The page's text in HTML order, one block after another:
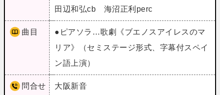
田辺和弘cb 海沼正利perc
曲目
●ピアソラ…歌劇《ブエノスアイレスのマ
リア》（セミステージ形式、字幕付スペイ
ン語上演）
問合せ
大阪新音